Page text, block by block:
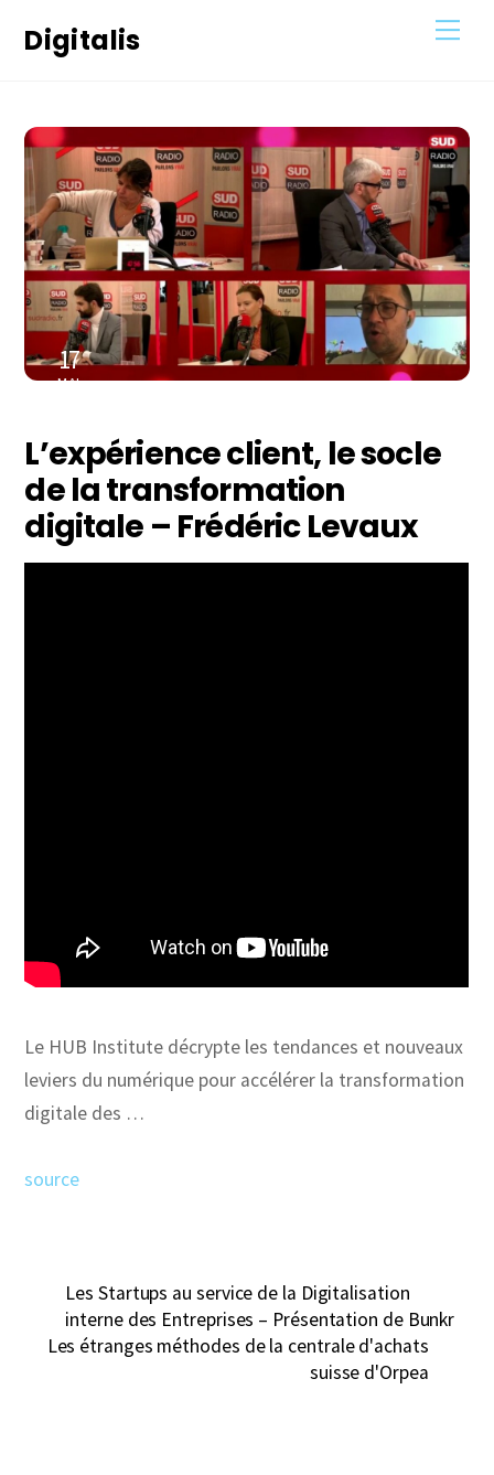
Digitalis
17
MAI
L’expérience client, le socle
de la transformation
digitale – Frédéric Levaux
Le HUB Institute décrypte les tendances et nouveaux
leviers du numérique pour accélérer la transformation
digitale des …
source
Les Startups au service de la Digitalisation
interne des Entreprises – Présentation de Bunkr
Les étranges méthodes de la centrale d'achats
suisse d'Orpea